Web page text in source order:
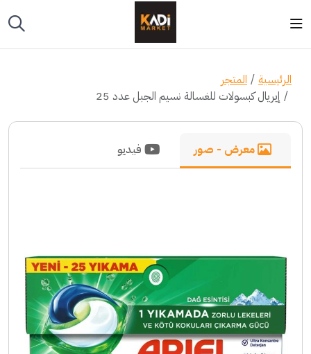
الرئيسية
المتجر
إيريال كبسولات للغسالة نسيم الجبل عدد 25
معرض - صور فيديو